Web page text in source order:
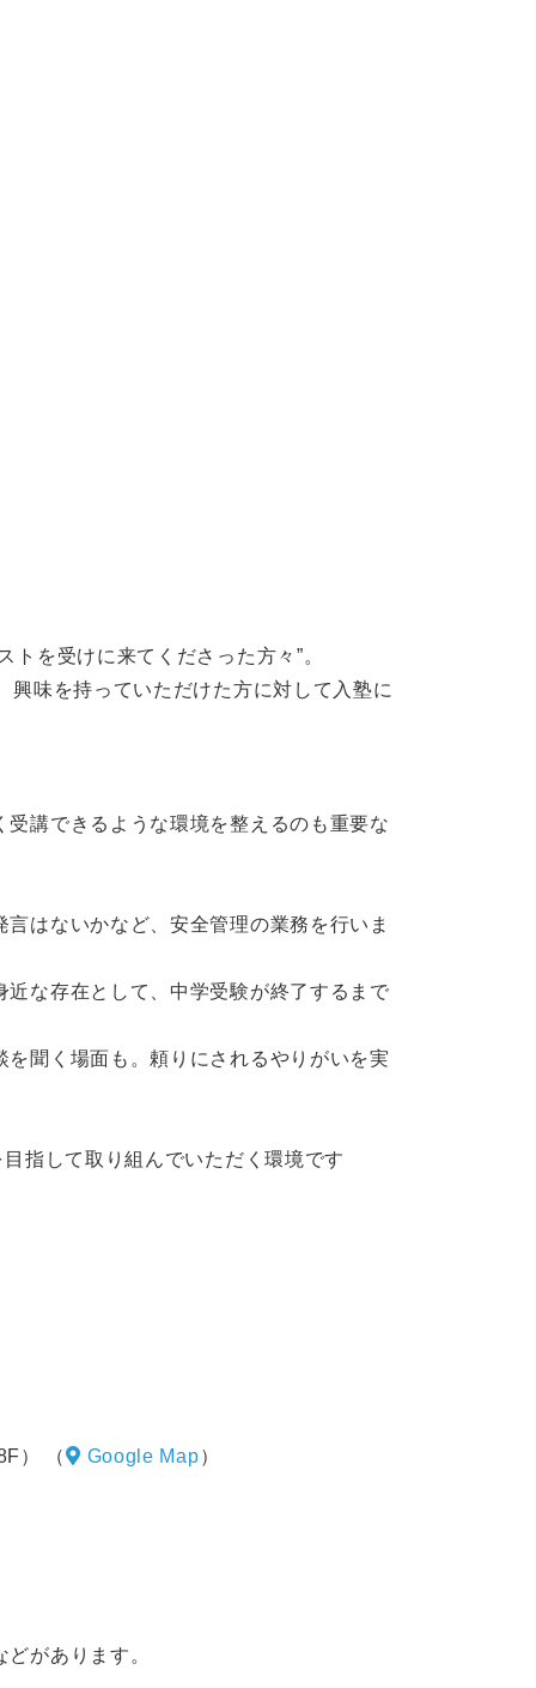
を受けに来てくださった方々”。
味を持っていただけた方に対して入塾に
講できるような環境を整えるのも重要な
はないかなど、安全管理の業務を行いま
な存在として、中学受験が終了するまで
聞く場面も。頼りにされるやりがいを実
指して取り組んでいただく環境です
） （ Google Map）
があります。